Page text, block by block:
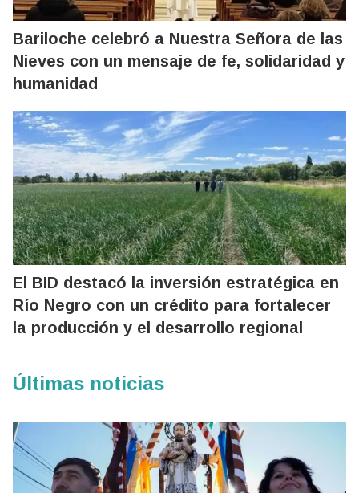
Bariloche celebró a Nuestra Señora de las
Nieves con un mensaje de fe, solidaridad y
humanidad
El BID destacó la inversión estratégica en
Río Negro con un crédito para fortalecer
la producción y el desarrollo regional
Últimas noticias